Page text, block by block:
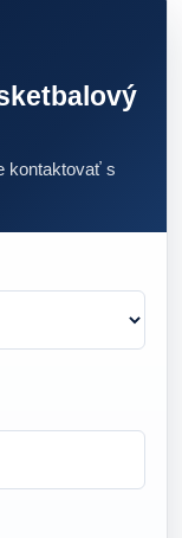
kontaktovať s